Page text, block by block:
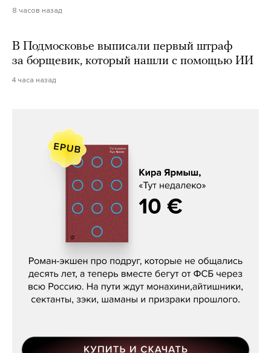
8 часов назад
В Подмосковье выписали первый штраф
за борщевик, который нашли с помощью ИИ
4 часа назад
Кира Ярмыш, «Тут недалеко»